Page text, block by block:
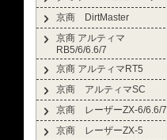
京商 DirtMaster
京商 アルティマ
RB5/6/6.6/7
京商 アルティマRT5
京商 アルティマSC
京商 レーザーZX-6/6.6/7
京商 レーザーZX-5